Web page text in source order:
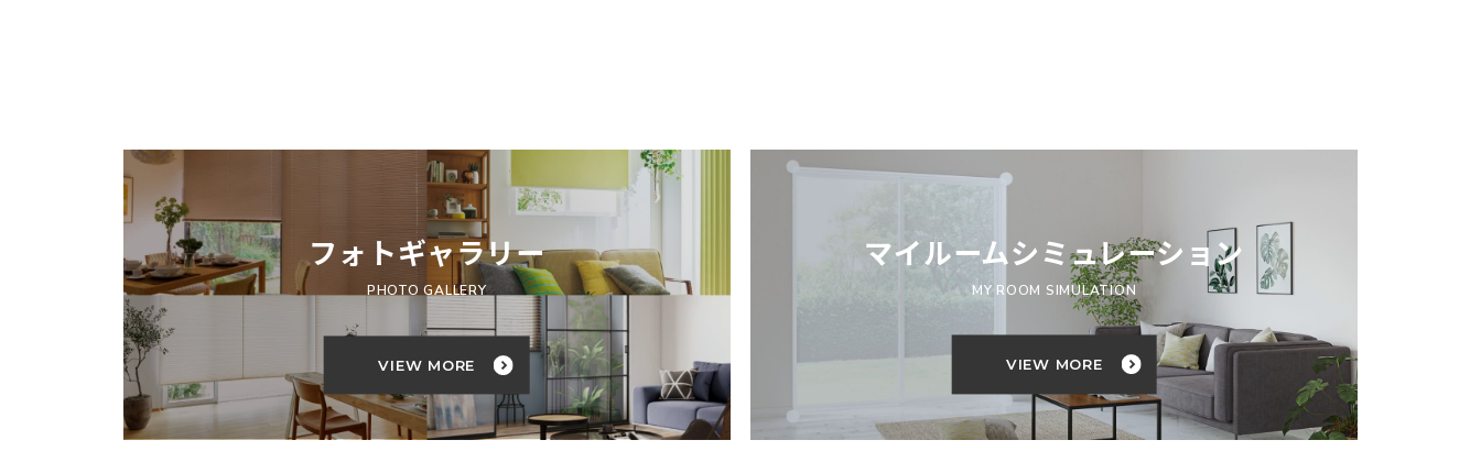
フォトギャラリー
PHOTO GALLERY
VIEW MORE
マイルームシミュレーション
MY ROOM SIMULATION
VIEW MORE